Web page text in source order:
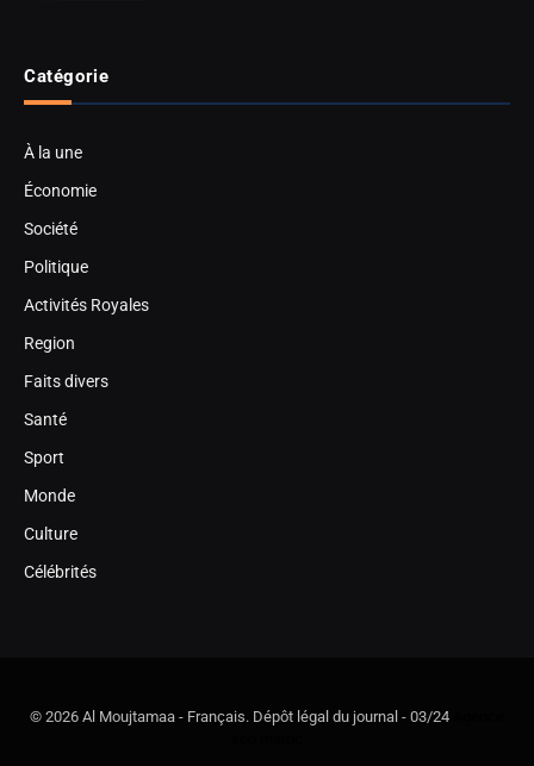
Catégorie
À la une
Économie
Société
Politique
Activités Royales
Region
Faits divers
Santé
Sport
Monde
Culture
Célébrités
© 2026 Al Moujtamaa - Français. Dépôt légal du journal - 03/24